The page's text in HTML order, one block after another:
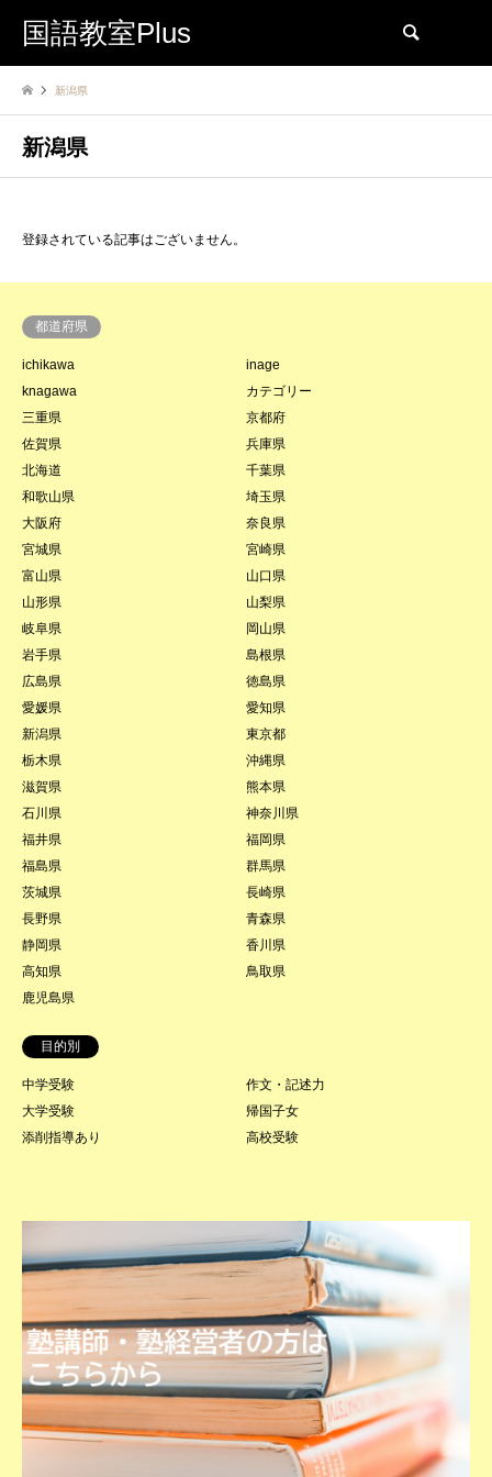
国語教室Plus
新潟県
新潟県
登録されている記事はございません。
都道府県
ichikawa
inage
knagawa
カテゴリー
三重県
京都府
佐賀県
兵庫県
北海道
千葉県
和歌山県
埼玉県
大阪府
奈良県
宮城県
宮崎県
富山県
山口県
山形県
山梨県
岐阜県
岡山県
岩手県
島根県
広島県
徳島県
愛媛県
愛知県
新潟県
東京都
栃木県
沖縄県
滋賀県
熊本県
石川県
神奈川県
福井県
福岡県
福島県
群馬県
茨城県
長崎県
長野県
青森県
静岡県
香川県
高知県
鳥取県
鹿児島県
目的別
中学受験
作文・記述力
大学受験
帰国子女
添削指導あり
高校受験